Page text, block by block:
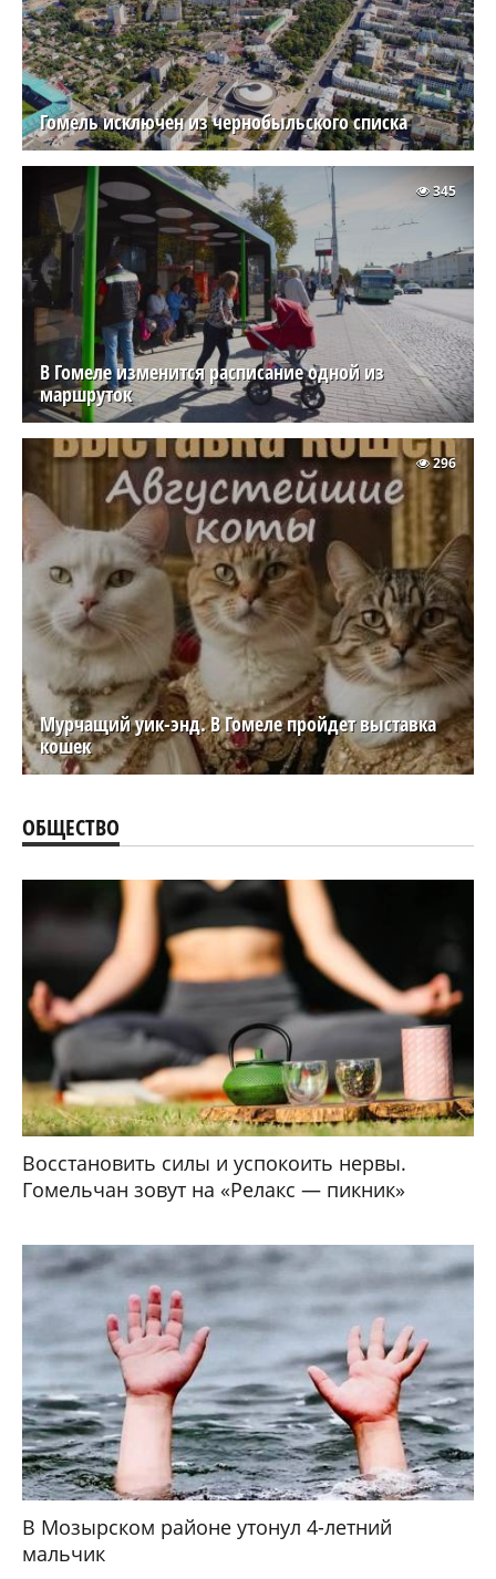
Гомель исключен из чернобыльского списка
В Гомеле изменится расписание одной из
маршруток
345
Мурчащий уик-энд. В Гомеле пройдет выставка
кошек
296
ОБЩЕСТВО
Восстановить силы и успокоить нервы.
Гомельчан зовут на «Релакс — пикник»
В Мозырском районе утонул 4-летний
мальчик